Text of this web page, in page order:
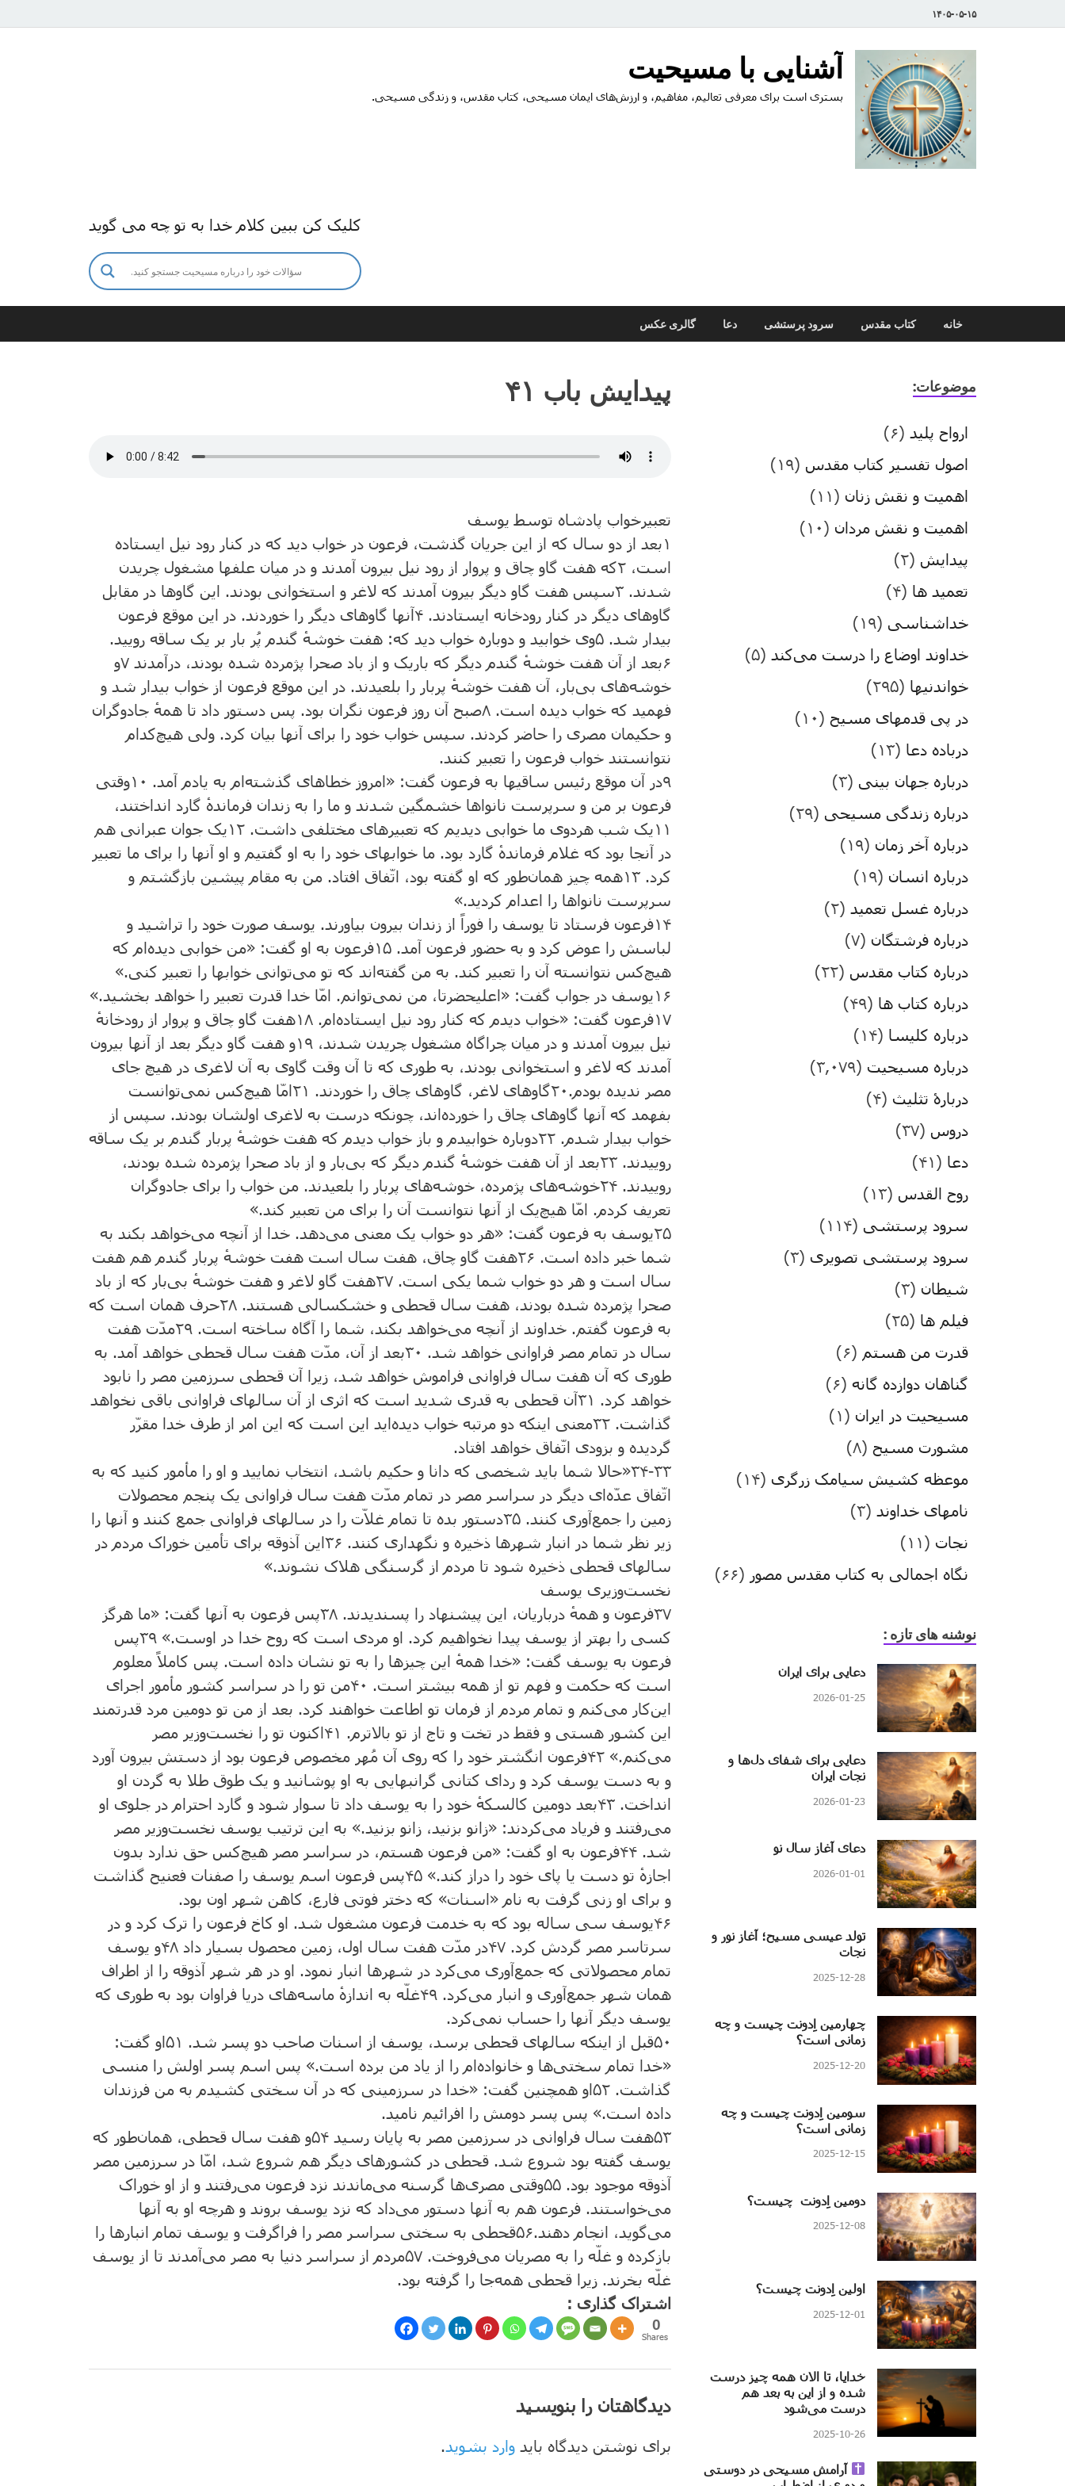
۱۴۰۵-۰۵-۱۵
آشنایی با مسیحیت
بستری است برای معرفی تعالیم، مفاهیم، و ارزش‌های ایمان مسیحی، کتاب مقدس، و زندگی مسیحی.
کلیک کن ببین کلام خدا به تو چه می گوید
خانه کتاب مقدس سرود پرستشی دعا گالری عکس
پیدایش باب ۴۱
تعبیرخواب ‌پادشاه‌ توسط یوسف
۱بعد از دو سال ‌که ‌از این‌ جریان‌ گذشت‌، فرعون ‌در خواب ‌دید که‌ در کنار رود نیل‌ ایستاده‌
است‌، ۲که ‌هفت‌ گاو چاق ‌و پروار از رود نیل‌ بیرون‌ آمدند و در میان‌ علفها مشغول‌ چریدن
‌شدند. ۳سپس‌ هفت‌ گاو دیگر بیرون ‌آمدند که ‌لاغر و استخوانی بودند. این‌ گاوها در مقابل‌
گاوهای دیگر در کنار رودخانه ‌ایستادند. ۴آنها گاوهای دیگر را خوردند. در این موقع فرعون
بیدار شد. ۵وی خوابید و دوباره خواب‌ دید که‌: هفت ‌خوشهٔ گندم پُر بار بر یک‌ ساقه‌ رویید.
۶بعد از آن ‌هفت ‌خوشهٔ گندم ‌دیگر که باریک ‌و از باد صحرا پژمرده ‌شده‌ بودند، درآمدند ۷و
خوشه‌های بی‌بار، آن ‌هفت‌ خوشهٔ پربار را بلعیدند. در این ‌موقع ‌فرعون‌ از خواب ‌بیدار شد و
فهمید که ‌خواب‌ دیده‌ است‌. ۸صبح‌ آن‌ روز فرعون ‌نگران ‌بود. پس‌ دستور داد تا همهٔ جادوگران
‌و حکیمان ‌مصری را حاضر کردند. سپس ‌خواب‌ خود را برای آنها بیان‌ کرد. ولی هیچ‌کدام
‌نتوانستند خواب ‌فرعون ‌را تعبیر کنند.
۹در آن ‌موقع ‌رئیس ‌ساقیها به ‌فرعون‌ گفت‌: «امروز خطاهای گذشته‌ام ‌به یادم‌ آمد. ۱۰وقتی
فرعون‌ بر من‌ و سرپرست‌ نانواها خشمگین‌ شدند و ما را به‌ زندان‌ فرماندهٔ گارد انداختند،
۱۱یک‌ شب‌ هردوی ما خوابی دیدیم که‌ تعبیرهای مختلفی داشت‌. ۱۲یک ‌جوان‌ عبرانی هم
‌در آنجا بود که ‌غلام‌ فرماندهٔ گارد بود. ما خوابهای خود را به ‌او گفتیم‌ و او آنها را برای ما تعبیر
کرد. ۱۳همه ‌چیز همان‌طور که‌ او گفته‌ بود، اتّفاق ‌افتاد. من به ‌مقام پیشین بازگشتم و
سرپرست ‌نانواها را اعدام کردید.»
۱۴فرعون ‌فرستاد تا یوسف ‌را فوراً از زندان ‌بیرون‌ بیاورند. یوسف ‌صورت‌ خود را تراشید و
لباسش ‌را عوض‌ کرد و به ‌حضور فرعون‌ آمد. ۱۵فرعون ‌به‌ او گفت‌: «من‌ خوابی دیده‌ام ‌که
‌هیچ‌کس‌ نتوانسته‌ آن ‌را تعبیر کند. به ‌من‌ گفته‌اند که ‌تو می‌توانی خوابها را تعبیر کنی‌.»
۱۶یوسف‌ در جواب‌ گفت: «اعلیحضرتا، من ‌نمی‌توانم‌. امّا خدا قدرت ‌تعبیر را خواهد بخشید.»
۱۷فرعون‌ گفت‌: «خواب‌ دیدم‌ که‌ کنار رود نیل‌ ایستاده‌ام‌. ۱۸هفت ‌گاو چاق ‌و پروار از رودخانهٔ
نیل ‌بیرون ‌آمدند و در میان‌ چراگاه‌ مشغول ‌چریدن‌ شدند، ۱۹و هفت‌ گاو دیگر بعد از آنها بیرون
‌آمدند که ‌لاغر و استخوانی بودند، به طوری که ‌تا آن ‌وقت ‌گاوی به‌ آن ‌لاغری در هیچ‌ جای
مصر ندیده ‌بودم‌.۲۰گاوهای لاغر، گاوهای چاق ‌را خوردند. ۲۱امّا هیچ‌کس ‌نمی‌توانست‌
بفهمد که‌ آنها گاوهای چاق‌ را خورده‌اند، چونکه‌ درست ‌به‌ لاغری اولشان‌ بودند. سپس‌ از
خواب ‌بیدار شدم‌. ۲۲دوباره‌ خوابیدم ‌و باز خواب ‌دیدم‌ که ‌هفت ‌خوشهٔ پربار گندم ‌بر یک ‌ساقه
‌روییدند. ۲۳بعد از آن‌ هفت ‌خوشهٔ گندم ‌دیگر که ‌بی‌بار و از باد صحرا پژمرده ‌شده ‌بودند،
روییدند. ۲۴خوشه‌های پژمرده‌، خوشه‌های پربار را بلعیدند. من‌ خواب ‌را برای جادوگران
‌تعریف‌ کردم‌. امّا هیچ‌یک‌ از آنها نتوانست‌ آن‌ را برای من ‌تعبیر کند.»
۲۵یوسف ‌به‌ فرعون‌ گفت‌: «هر دو خواب ‌یک‌ معنی می‌دهد. خدا از آنچه‌ می‌خواهد بکند به
‌شما خبر داده‌ است‌. ۲۶هفت‌ گاو چاق‌، هفت ‌سال‌ است ‌هفت‌ خوشهٔ پربار گندم ‌هم ‌هفت
‌سال‌ است ‌و هر دو خواب ‌شما یکی است‌. ۲۷هفت‌ گاو لاغر و هفت‌ خوشهٔ بی‌بار که ‌از باد
صحرا پژمرده‌ شده‌ بودند، هفت‌ سال ‌قحطی و خشکسالی هستند. ۲۸حرف‌ همان ‌است‌ که
‌به‌ فرعون‌ گفتم‌. خداوند از آنچه‌ می‌خواهد بکند، شما را آگاه‌ ساخته‌ است‌. ۲۹مدّت‌ هفت‌
سال‌ در تمام ‌مصر فراوانی خواهد شد. ۳۰بعد از آن‌، مدّت‌ هفت‌ سال‌ قحطی خواهد آمد. به
طوری که‌ آن‌ هفت ‌سال ‌فراوانی فراموش‌ خواهد شد، زیرا آن‌ قحطی سرزمین‌ مصر را نابود
خواهد کرد. ۳۱آن‌ قحطی به قدری شدید است‌ که ‌اثری از آن ‌سالهای فراوانی باقی نخواهد
گذاشت‌. ۳۲معنی اینکه ‌دو مرتبه‌ خواب ‌دیده‌اید این ‌است‌ که ‌این‌ امر از طرف‌ خدا مقرّر
گردیده‌ و بزودی اتّفاق ‌خواهد افتاد.
۳۳‏-۳۴
«حالا شما باید شخصی که‌ دانا و حکیم‌ باشد، انتخاب ‌نمایید و او را مأمور کنید که ‌به
‌اتّفاق‌ عدّه‌ای دیگر در سراسر مصر در تمام ‌مدّت ‌هفت ‌سال ‌فراوانی یک ‌پنجم‌ محصولات
‌زمین‌ را جمع‌آوری کنند. ۳۵دستور بده ‌تا تمام ‌غلاّت ‌را در سالهای فراوانی جمع‌ کنند و آنها را
زیر نظر شما در انبار شهرها ذخیره‌ و نگهداری کنند. ۳۶این‌ آذوقه برای تأمین‌ خوراک ‌مردم‌ در
سالهای قحطی ذخیره‌ شود تا مردم ‌از گرسنگی هلاک ‌نشوند.»
‌نخست‌‌وزیری یوسف
۳۷فرعون‌ و همهٔ درباریان‌، این ‌پیشنهاد را پسندیدند. ۳۸پس ‌فرعون‌ به‌ آنها گفت‌: «ما هرگز
کسی را بهتر از یوسف‌ پیدا نخواهیم ‌کرد. او مردی است‌ که ‌روح ‌خدا در اوست‌.» ۳۹پس
فرعون ‌به‌ یوسف‌ گفت‌: «خدا همهٔ این ‌چیزها را به‌ تو نشان‌ داده‌ است‌. پس ‌کاملاً معلوم
است که ‌حکمت‌ و فهم‌ تو از همه‌ بیشتر است‌. ۴۰من ‌تو را در سراسر کشور مأمور اجرای
این‌کار می‌کنم ‌و تمام‌ مردم‌ از فرمان ‌تو اطاعت ‌خواهند کرد. بعد از من‌ تو دومین‌ مرد قدرتمند
این ‌کشور هستی و فقط ‌در تخت ‌و تاج ‌از تو بالاترم‌. ۴۱اکنون ‌تو را نخست‌وزیر مصر
می‌کنم‌.» ۴۲فرعون ‌انگشتر خود را که ‌روی آن‌ مُهر مخصوص ‌فرعون‌ بود از دستش ‌بیرون‌ آورد
و به ‌دست‌ یوسف‌ کرد و ردای کتانی گرانبهایی به ‌او پوشانید و یک ‌طوق ‌طلا به ‌گردن‌ او
انداخت‌. ۴۳بعد دومین ‌کالسکهٔ خود را به ‌یوسف ‌داد تا سوار شود و گارد احترام ‌در جلوی او
می‌رفتند و فریاد می‌کردند: «زانو بزنید، زانو بزنید.» به ‌این ‌ترتیب ‌یوسف ‌نخست‌وزیر مصر
شد. ۴۴فرعون‌ به‌ او گفت‌: «من ‌فرعون ‌هستم‌، در سراسر مصر هیچ‌کس‌ حق‌ ندارد بدون
‌اجازهٔ تو دست‌ یا پای خود را دراز کند.» ۴۵پس ‌فرعون‌ اسم ‌یوسف ‌را صفنات ‌فعنیح گذاشت‌
و برای او زنی گرفت ‌به‌ نام «اسنات» که‌ دختر فوتی فارع‌، کاهن ‌شهر اون ‌بود.
۴۶یوسف ‌سی ساله بود که ‌به‌ خدمت ‌فرعون‌ مشغول ‌شد. او کاخ فرعون‌ را ترک‌ کرد و در
سرتاسر مصر گردش ‌کرد. ۴۷در مدّت ‌هفت‌ سال ‌اول‌، زمین ‌محصول ‌بسیار داد ۴۸و یوسف
‌تمام‌ محصولاتی که‌ جمع‌آوری می‌کرد در شهرها انبار نمود. او در هر شهر آذوقه‌ را از اطراف‌
همان ‌شهر جمع‌آوری و انبار می‌کرد. ۴۹غلّه ‌به‌ اندازهٔ ماسه‌های دریا فراوان ‌بود به طوری که
‌یوسف ‌دیگر آنها را حساب‌ نمی‌کرد.
۵۰قبل ‌از اینکه ‌سالهای قحطی برسد، یوسف‌ از اسنات‌ صاحب‌ دو پسر شد. ۵۱او گفت‌:
«خدا تمام‌ سختی‌ها و خانواده‌ام ‌را از یاد من‌ برده ‌است‌.» پس ‌اسم‌ پسر اولش‌ را منسی
گذاشت‌. ۵۲او همچنین‌ گفت‌: «خدا در سرزمینی که ‌در آن‌ سختی کشیدم‌ به‌ من ‌فرزندان‌
داده ‌است‌.» پس ‌پسر دومش‌ را افرائیم‌ نامید.
۵۳هفت‌ سال ‌فراوانی در سرزمین ‌مصر به‌ پایان ‌رسید ۵۴و هفت‌ سال ‌قحطی‌، همان‌طور که‌
یوسف‌ گفته ‌بود شروع ‌شد. قحطی در کشورهای دیگر هم ‌شروع ‌شد، امّا در سرزمین‌ مصر
آذوقه ‌موجود بود. ۵۵وقتی مصری‌ها گرسنه‌ می‌ماندند نزد فرعون‌ می‌رفتند و از او خوراک‌
می‌خواستند. فرعون ‌هم ‌به ‌آنها دستور می‌داد که ‌نزد یوسف ‌بروند و هرچه‌ او به آنها
می‌گوید، انجام ‌دهند.۵۶قحطی به‌ سختی سراسر مصر را فراگرفت‌ و یوسف‌ تمام ‌انبارها را
بازکرده ‌و غلّه‌ را به‌ مصریان‌ می‌فروخت‌. ۵۷مردم ‌از سراسر دنیا به‌ مصر می‌آمدند تا از یوسف
‌غلّه‌ بخرند. زیرا قحطی همه‌جا را گرفته‌ بود.
اشتراک گذاری :
0
Shares
دیدگاهتان را بنویسید
برای نوشتن دیدگاه باید وارد بشوید .
موضوعات:
ارواح پلید (۶)
اصول تفسیر کتاب مقدس (۱۹)
اهمیت و نقش زنان (۱۱)
اهمیت و نقش مردان (۱۰)
پیدایش (۲)
تعمید ها (۴)
خداشناسی (۱۹)
خداوند اوضاع را درست می‌کند (۵)
خواندنیها (۲۹۵)
در پی قدمهای مسیح (۱۰)
درباده دعا (۱۳)
درباره جهان بینی (۳)
درباره زندگی مسیحی (۲۹)
درباره آخر زمان (۱۹)
درباره انسان (۱۹)
درباره غسل تعمید (۲)
درباره فرشتگان (۷)
درباره کتاب مقدس (۲۲)
درباره کتاب ها (۴۹)
درباره کلیسا (۱۴)
درباره مسیحیت (۳,۰۷۹)
دربارۀ تثلیث (۴)
دروس (۳۷)
دعا (۴۱)
روح القدس (۱۳)
سرود پرستشی (۱۱۴)
سرود پرستشی تصویری (۳)
شیطان (۳)
فیلم ها (۲۵)
قدرت من هستم (۶)
گناهان دوازده گانه (۶)
مسیحیت در ایران (۱)
مشورت مسیح (۸)
موعظه کشیش سیامک زرگری (۱۴)
نامهای خداوند (۳)
نجات (۱۱)
نگاه اجمالی به کتاب مقدس مصور (۶۶)
نوشنه های تازه :
دعایی برای ایران
2026-01-25
دعایی برای شفای دل‌ها و
نجات ایران
2026-01-23
دعای آغاز سال نو
2026-01-01
تولد عیسی مسیح؛ آغاز نور و
نجات
2025-12-28
چهارمین اِدونت چیست و چه
زمانی است؟
2025-12-20
سومین اِدونت چیست و چه
زمانی است؟
2025-12-15
دومین اِدونت چیست؟
2025-12-08
اولین اِدونت چیست؟
2025-12-01
خدایا، تا الان همه چیز درست
شده و از این به بعد هم
درست می‌شود
2025-10-26
آرامش مسیحی در دوستی